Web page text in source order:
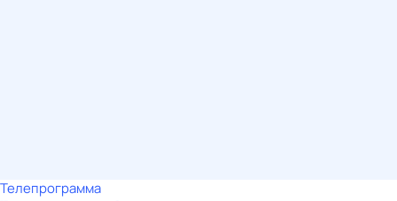
Телепрограмма